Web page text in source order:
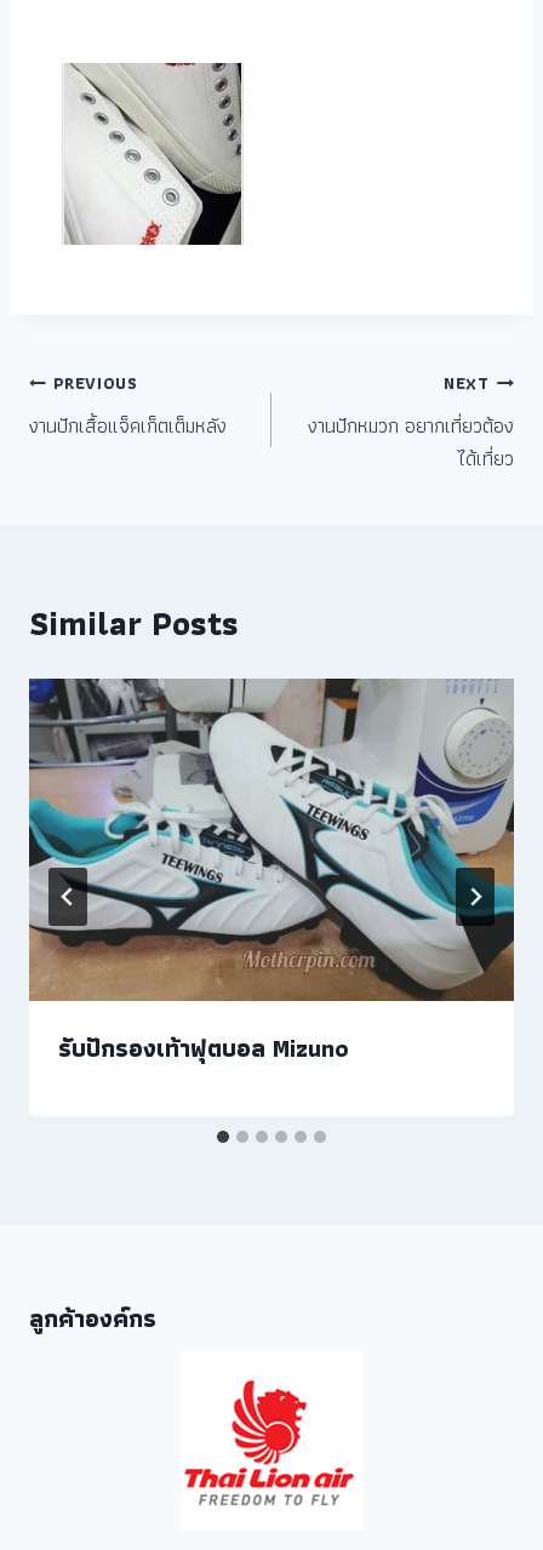
PREVIOUS
งานปักเสื้อแจ็คเก็ตเต็มหลัง
NEXT
งานปักหมวก อยากเที่ยวต้อง
ได้เที่ยว
Similar Posts
รับปักรองเท้าฟุตบอล Mizuno
ลูกค้าองค์กร